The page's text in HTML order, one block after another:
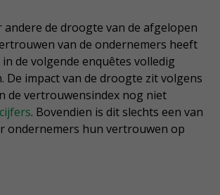
andere de droogte van de afgelopen
van de ondernemers heeft
de volgende enquêtes volledig
De impact van de droogte zit volgens
de vertrouwensindex nog niet
. Bovendien is dit slechts een van
ondernemers hun vertrouwen op